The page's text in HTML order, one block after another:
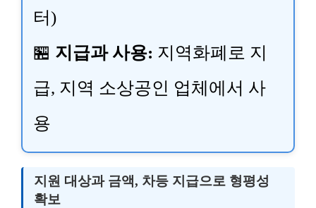
터)
🏪 지급과 사용: 지역화폐로 지
급, 지역 소상공인 업체에서 사
용
지원 대상과 금액, 차등 지급으로 형평성
확보